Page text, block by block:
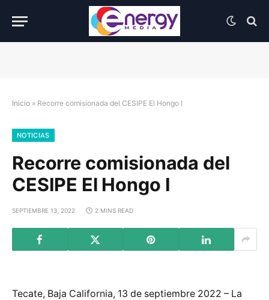
Inicio » Recorre comisionada del CESIPE El Hongo I
NOTICIAS
Recorre comisionada del
CESIPE El Hongo I
SEPTIEMBRE 13, 2022 2 MINS READ
Tecate, Baja California, 13 de septiembre 2022 – La